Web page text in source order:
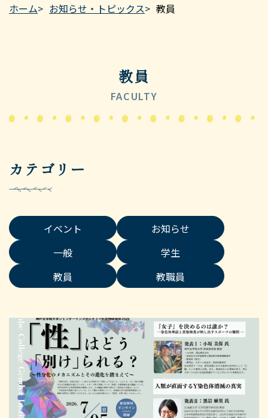
ホーム お知らせ・トピックス 教員
教員
FACULTY
カテゴリー
イベント
お知らせ
一般
学生
教員
教職員